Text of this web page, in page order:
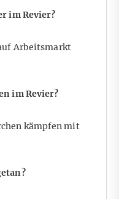
im Revier?
Arbeitsmarkt
im Revier?
kämpfen mit